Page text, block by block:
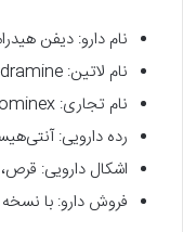
نام دارو: دیفن
نام لاتین: diphenhydramine
نام تجاری: Benadryl, Unisom, Sominex
رده دارویی:
اشکال دارویی:
فروش دارو: با